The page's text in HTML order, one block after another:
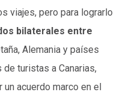
viajes, pero para lograrlo
bilaterales entre
Alemania y países
turistas a Canarias,
acuerdo marco en el